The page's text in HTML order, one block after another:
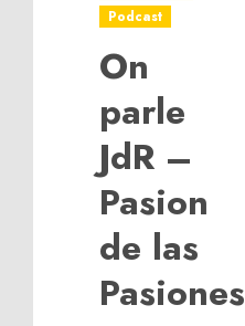
Podcast
On
parle
JdR –
Pasion
de las
Pasiones